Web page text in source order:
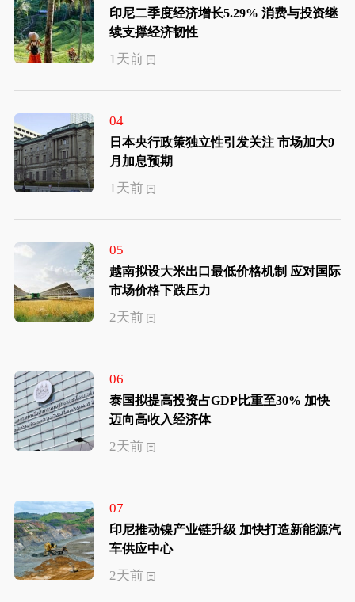
印尼二季度经济增长5.29% 消费与投资继
续支撑经济韧性
1天前
04
日本央行政策独立性引发关注 市场加大9
月加息预期
1天前
05
越南拟设大米出口最低价格机制 应对国际
市场价格下跌压力
2天前
06
泰国拟提高投资占GDP比重至30% 加快
迈向高收入经济体
2天前
07
印尼推动镍产业链升级 加快打造新能源汽
车供应中心
2天前